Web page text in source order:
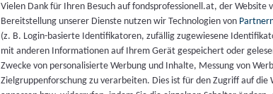
Vielen Dank für Ihren Besuch auf fondsprofessionell.at, der
Bereitstellung unserer Dienste nutzen wir Technologien von
(z. B. Login-basierte Identifikatoren, zufällig zugewiesene
mit anderen Informationen auf Ihrem Gerät gespeichert oder
Zwecke von personalisierte Werbung und Inhalte, Messung von
Zielgruppenforschung zu verarbeiten. Dies ist für den Zugriff auf